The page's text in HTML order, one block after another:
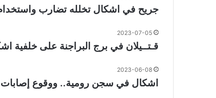
جريح في اشكال تخلله تضارب
2023-07-05
قـتــيلان في برج البراجنة على خلفية
2023-06-08
اشكال في سجن رومية.. ووقوع